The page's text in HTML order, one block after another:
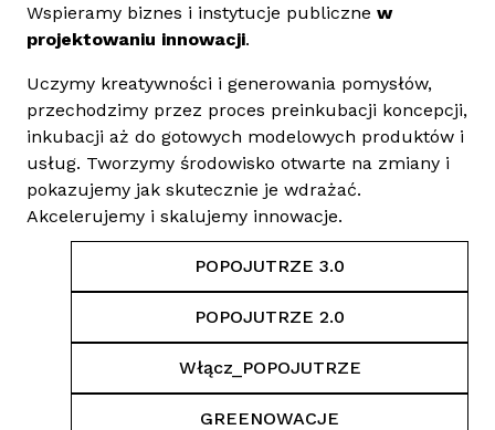
Wspieramy biznes i instytucje publiczne w
projektowaniu innowacji.
Uczymy kreatywności i generowania pomysłów,
przechodzimy przez proces preinkubacji koncepcji,
inkubacji aż do gotowych modelowych produktów i
usług. Tworzymy środowisko otwarte na zmiany i
pokazujemy jak skutecznie je wdrażać.
Akcelerujemy i skalujemy innowacje.
POPOJUTRZE 3.0
POPOJUTRZE 2.0
Włącz_POPOJUTRZE
GREENOWACJE